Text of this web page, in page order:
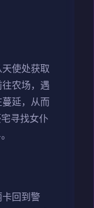
使处获取
农场，遇
延，从而
寻找女仆
回到警